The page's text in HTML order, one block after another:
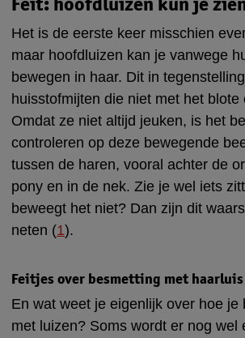
Het is de eerste keer misschien
maar hoofdluizen kan je vanwege
bewegen in haar. Dit in
huisstofmijten die niet met het blote
Omdat ze niet altijd jeuken, is het
controleren op deze bewegende
tussen de haren, vooral achter de
pony en in de nek. Zie je wel iets
beweegt het niet? Dan zijn dit
neten (1).
Feitjes over besmetting met haarluis
En wat weet je eigenlijk over hoe je
met luizen? Soms wordt er nog wel